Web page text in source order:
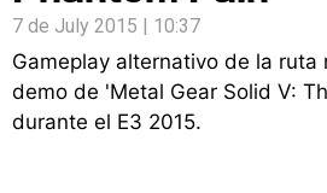
7 de July 2015 | 10:37
Gameplay alternativo de la ruta
demo de 'Metal Gear Solid V:
durante el E3 2015.